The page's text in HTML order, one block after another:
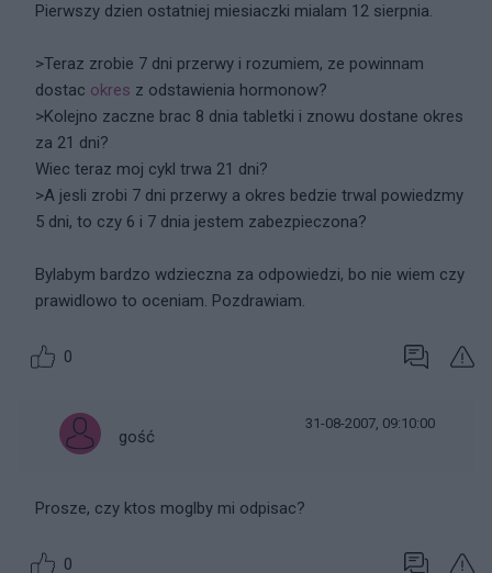
Pierwszy dzien ostatniej miesiaczki mialam 12 sierpnia.
>Teraz zrobie 7 dni przerwy i rozumiem, ze powinnam
dostac okres z odstawienia hormonow?
>Kolejno zaczne brac 8 dnia tabletki i znowu dostane okres
za 21 dni?
Wiec teraz moj cykl trwa 21 dni?
>A jesli zrobi 7 dni przerwy a okres bedzie trwal powiedzmy
5 dni, to czy 6 i 7 dnia jestem zabezpieczona?
Bylabym bardzo wdzieczna za odpowiedzi, bo nie wiem czy
prawidlowo to oceniam. Pozdrawiam.
0
gość
31-08-2007, 09:10:00
Prosze, czy ktos moglby mi odpisac?
0